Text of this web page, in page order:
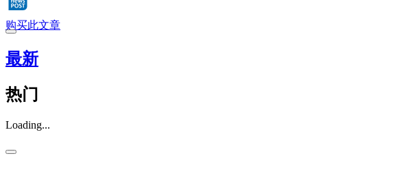
购买此文章
最新
热门
Loading...